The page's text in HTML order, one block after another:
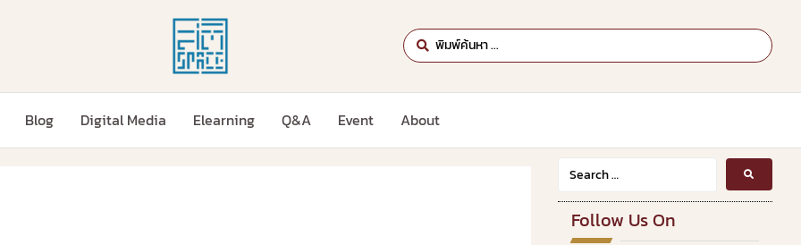
Blog Digital Media Elearning Q&A Event About
Follow Us On